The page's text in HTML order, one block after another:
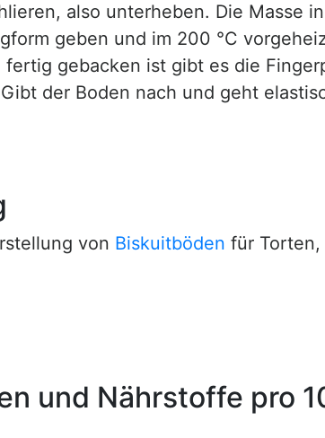
also unterheben. Die Masse
geben und im 200 °C
gebacken ist gibt es die
der Boden nach und geht
von Biskuitböden für Torten,
und Nährstoffe pro